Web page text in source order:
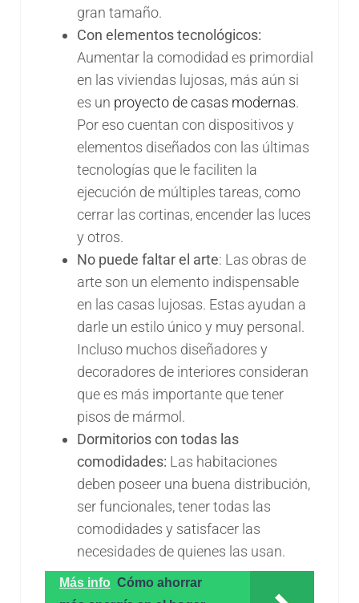
gran tamaño.
Con elementos tecnológicos:
Aumentar la comodidad es primordial
en las viviendas lujosas, más aún si
es un proyecto de casas modernas.
Por eso cuentan con dispositivos y
elementos diseñados con las últimas
tecnologías que le faciliten la
ejecución de múltiples tareas, como
cerrar las cortinas, encender las luces
y otros.
No puede faltar el arte: Las obras de
arte son un elemento indispensable
en las casas lujosas. Estas ayudan a
darle un estilo único y muy personal.
Incluso muchos diseñadores y
decoradores de interiores consideran
que es más importante que tener
pisos de mármol.
Dormitorios con todas las
comodidades: Las habitaciones
deben poseer una buena distribución,
ser funcionales, tener todas las
comodidades y satisfacer las
necesidades de quienes las usan.
Más info Cómo ahorrar